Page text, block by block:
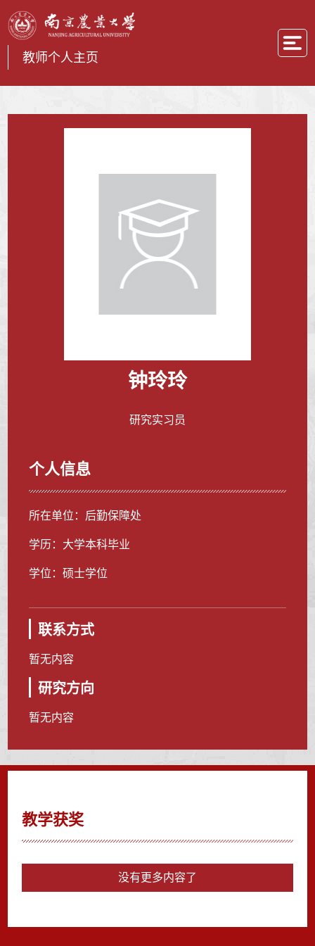
教师个人主页
钟玲玲
研究实习员
个人信息
所在单位：后勤保障处
学历：大学本科毕业
学位：硕士学位
联系方式
暂无内容
研究方向
暂无内容
教学获奖
没有更多内容了